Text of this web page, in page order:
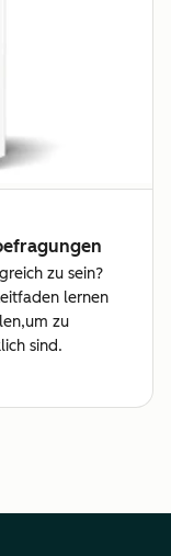
zu sein?
lernen
zu
sind.